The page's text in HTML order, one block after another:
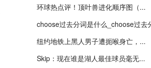
环球热点评！顶叶兽进化顺序图（...
choose过去分词是什么_choose过去
纽约地铁上黑人男子遭扼喉身亡，...
Skip：现在谁是湖人最佳球员毫无...